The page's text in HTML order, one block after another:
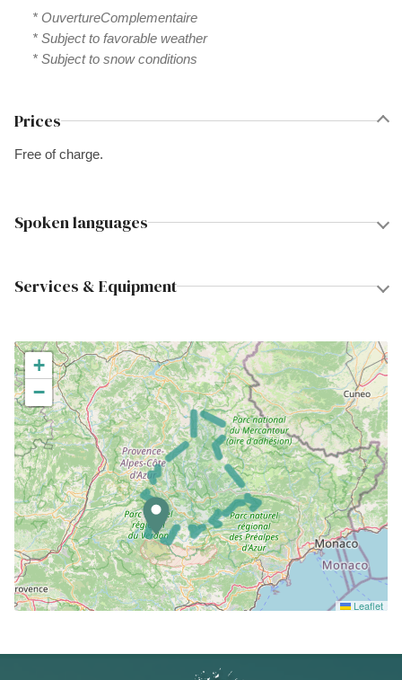
* OuvertureComplementaire
* Subject to favorable weather
* Subject to snow conditions
Prices
Free of charge.
Spoken languages
Services & Equipment
+
−
Leaflet